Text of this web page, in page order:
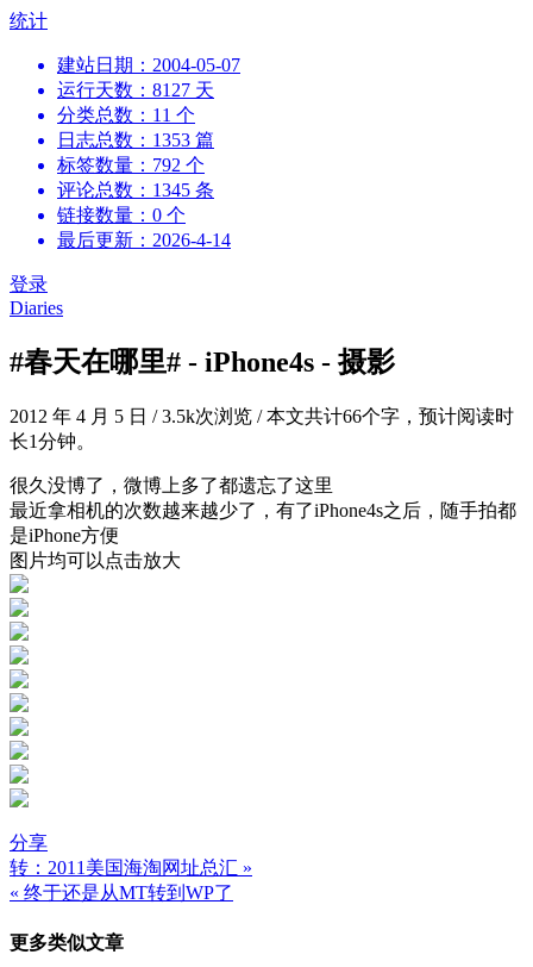
跳
统计
建站日期：2004-05-07
运行天数：8127 天
分类总数：11 个
日志总数：1353 篇
标签数量：792 个
评论总数：1345 条
链接数量：0 个
最后更新：2026-4-14
登录
Diaries
#春天在哪里# - iPhone4s - 摄影
2012 年 4 月 5 日 /3.5k次浏览 /本文共计66个字，预计阅读时
长1分钟。
很久没博了，微博上多了都遗忘了这里
最近拿相机的次数越来越少了，有了iPhone4s之后，随手拍都
是iPhone方便
图片均可以点击放大
分享
文
章
导
转：2011美国海淘网址总汇 »
« 终于还是从MT转到WP了
更多类似文章